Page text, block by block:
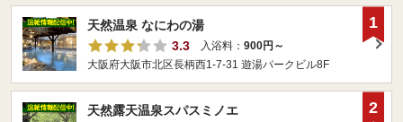
天然温泉 なにわの湯
3.3
入浴料： 900円～
大阪府大阪市北区長柄西1-7-31 遊湯パークビル8F
1
天然露天温泉スパスミノエ
2